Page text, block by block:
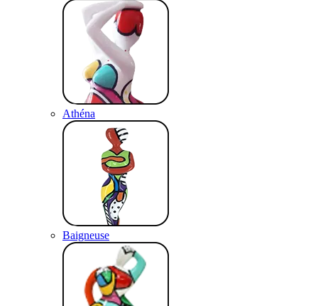
Athéna
Baigneuse